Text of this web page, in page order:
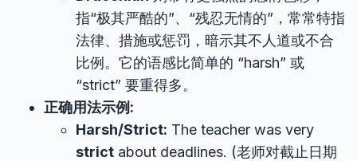
指“极其严酷的”、“残忍无情的”，常常特指
法律、措施或惩罚，暗示其不人道或不合
比例。它的语感比简单的 “harsh” 或
“strict” 要重得多。
正确用法示例:
Harsh/Strict: The teacher was very
strict about deadlines. (老师对截止日期